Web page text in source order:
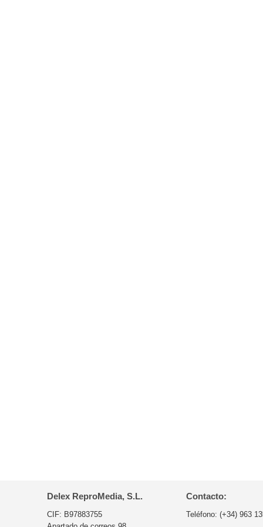
Delex ReproMedia, S.L.
CIF: B97883755
Contacto:
Teléfono: (+34) 963